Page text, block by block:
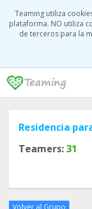
Teaming utiliza
plataforma. NO utiliza
de terceros para la
Residencia
Teamers:31
Volver al Grupo